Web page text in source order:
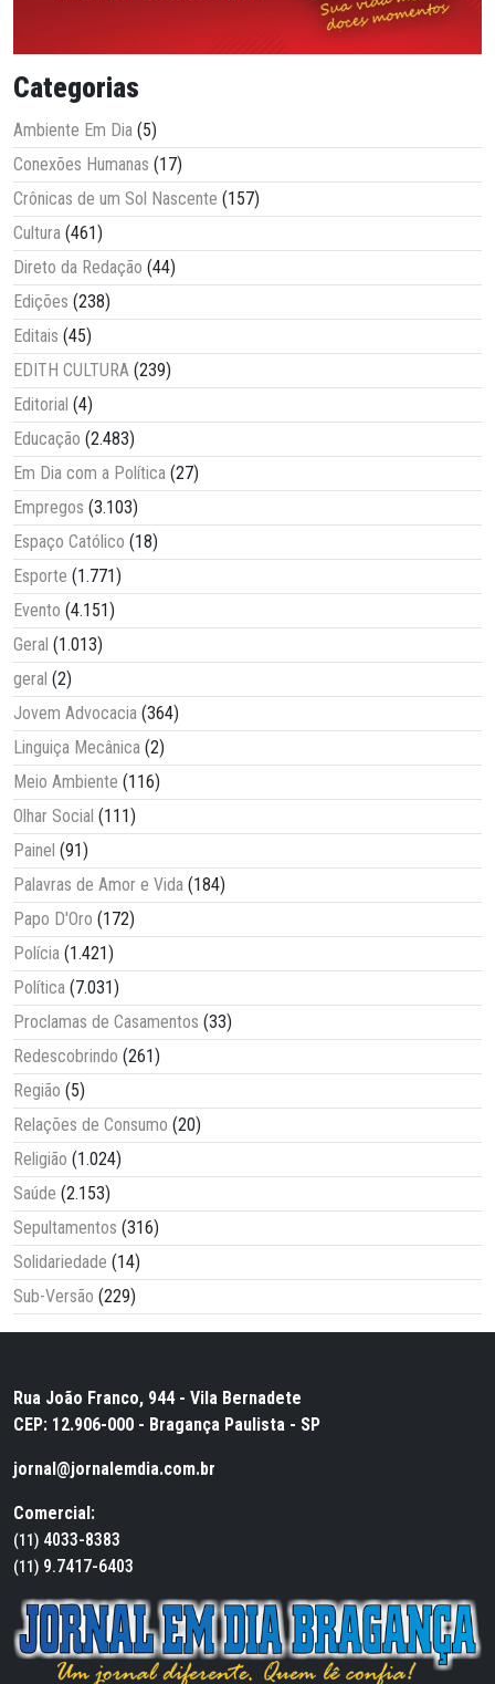
Categorias
Ambiente Em Dia (5)
Conexões Humanas (17)
Crônicas de um Sol Nascente (157)
Cultura (461)
Direto da Redação (44)
Edições (238)
Editais (45)
EDITH CULTURA (239)
Editorial (4)
Educação (2.483)
Em Dia com a Política (27)
Empregos (3.103)
Espaço Católico (18)
Esporte (1.771)
Evento (4.151)
Geral (1.013)
geral (2)
Jovem Advocacia (364)
Linguiça Mecânica (2)
Meio Ambiente (116)
Olhar Social (111)
Painel (91)
Palavras de Amor e Vida (184)
Papo D'Oro (172)
Polícia (1.421)
Política (7.031)
Proclamas de Casamentos (33)
Redescobrindo (261)
Região (5)
Relações de Consumo (20)
Religião (1.024)
Saúde (2.153)
Sepultamentos (316)
Solidariedade (14)
Sub-Versão (229)
Rua João Franco, 944 - Vila Bernadete
CEP: 12.906-000 - Bragança Paulista - SP
jornal@jornalemdia.com.br
Comercial:
(11) 4033-8383
(11) 9.7417-6403